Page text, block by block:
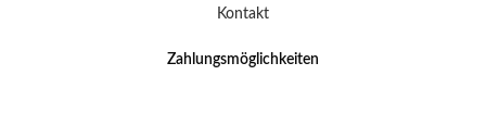
Kontakt
Zahlungsmöglichkeiten